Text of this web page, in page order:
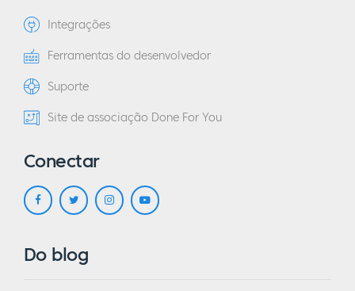
Integrações
Ferramentas do desenvolvedor
Suporte
Site de associação Done For You
Conectar
Do blog